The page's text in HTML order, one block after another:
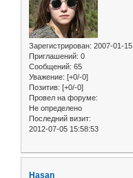
Зарегистрирован: 2007-01-15
Приглашений: 0
Сообщений: 65
Уважение: [+0/-0]
Позитив: [+0/-0]
Провел на форуме:
Не определено
Последний визит:
2012-07-05 15:58:53
Hasan